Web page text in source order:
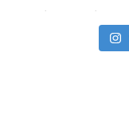
avec les (mini) kids, c'est possible